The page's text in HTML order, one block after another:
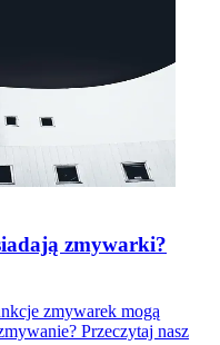
zmywarki?
zmywarek mogą
Przeczytaj nasz